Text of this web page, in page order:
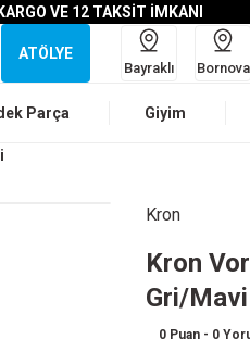
VE 12 TAKSİT İMKANI
ATÖLYE
Bayraklı Bornova
Parça Giyim
Kron
Kron
Gri/Mavi
0 Puan - 0